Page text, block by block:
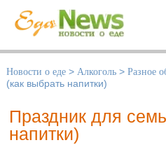
Новости о еде > Алкоголь > Разное
(как выбрать напитки)
Праздник для
напитки)